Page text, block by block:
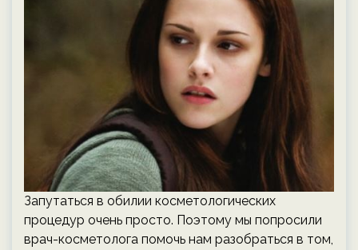
Запутаться в обилии косметологических
процедур очень просто. Поэтому мы попросили
врач-косметолога помочь нам разобраться в том,